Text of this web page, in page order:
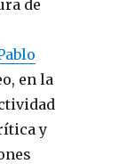
de
en la
y